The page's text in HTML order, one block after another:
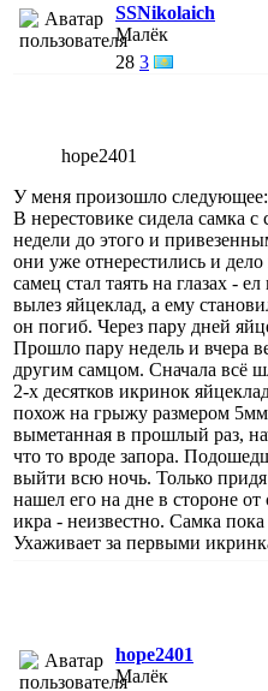
SSNikolaich
Малёк
28 3
hope2401
У меня произошло следующее:
В нерестовике сидела самка
недели до этого и
они уже отнерестились и
самец стал таять на глазах -
вылез яйцеклад, а ему
он погиб. Через пару дней
Прошло пару недель и вчера
другим самцом. Сначала всё
2-х десятков икринок
похож на грыжу размером
выметанная в прошлый раз,
что то вроде запора.
выйти всю ночь. Только
нашел его на дне в стороне
икра - неизвестно. Самка
Ухаживает за первыми
hope2401
Малёк